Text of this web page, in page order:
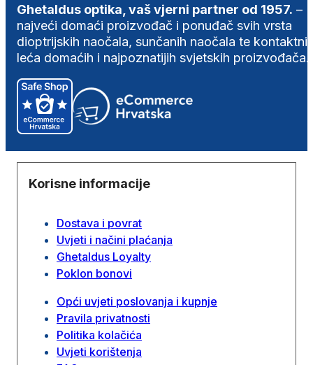
Ghetaldus optika, vaš vjerni partner od 1957. –
najveći domaći proizvođač i ponuđač svih vrsta
dioptrijskih naočala, sunčanih naočala te
leća domaćih i najpoznatijih svjetskih proizvođača.
Korisne informacije
Dostava i povrat
Uvjeti i načini plaćanja
Ghetaldus Loyalty
Poklon bonovi
Opći uvjeti poslovanja i kupnje
Pravila privatnosti
Politika kolačića
Uvjeti korištenja